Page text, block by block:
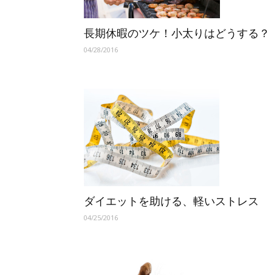
長期休暇のツケ！小太りはどうする？
04/28/2016
ダイエットを助ける、軽いストレス
04/25/2016